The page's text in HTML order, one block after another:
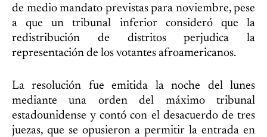
de medio mandato previstas para noviembre, pese
a que un tribunal inferior consideró que la
redistribución de distritos perjudica la
representación de los votantes afroamericanos.
La resolución fue emitida la noche del lunes
mediante una orden del máximo tribunal
estadounidense y contó con el desacuerdo de tres
juezas, que se opusieron a permitir la entrada en